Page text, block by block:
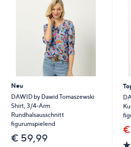
anzuzeigen.
Neu
DAWID by Dawid Tomaszewski
Shirt, 3/4-Arm
Rundhalsausschnitt
figurumspielend
€ 59,99
€